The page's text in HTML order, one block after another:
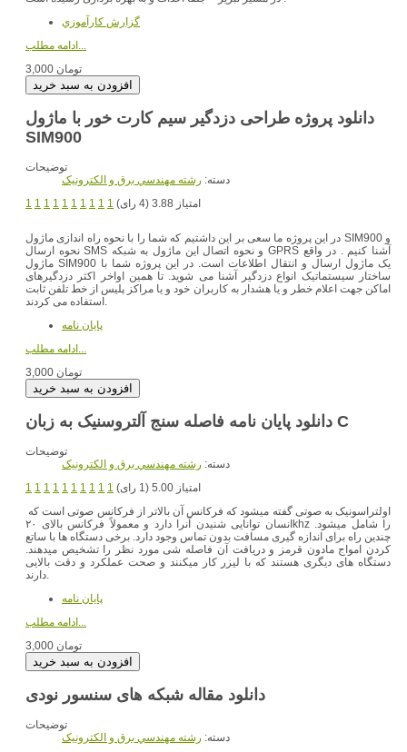
گزارش کارآموزي
ادامه مطلب...
3,000 تومان
دانلود پروژه طراحی دزدگیر سیم کارت خور با ماژول
SIM900
توضیحات
دسته: رشته مهندسي برق و الکترونيک
1 1 1 1 1 1 1 1 1 1 امتیاز 3.88 (4 رای)
در این پروژه ما سعی بر این داشتیم که شما را با نحوه راه اندازی ماژول SIM900 و
نحوه ارسال SMS و نحوه اتصال این ماژول به شبکه GPRS آشنا کنیم . در واقع
ماژول SIM900 یک ماژول ارسال و انتقال اطلاعات است. در این پروژه شما با
ساختار سیستماتیک انواع دزدگیر آشنا می شوید. تا همین اواخر اکثر دزدگیرهای
اماکن جهت اعلام خطر و یا هشدار به کاربران خود و یا مراکز پلیس از خط تلفن ثابت
استفاده می کردند.
پایان نامه
ادامه مطلب...
3,000 تومان
دانلود پایان نامه فاصله سنج آلتروسنیک به زبان C
توضیحات
دسته: رشته مهندسي برق و الکترونيک
1 1 1 1 1 1 1 1 1 1
امتیاز 5.00 (1 رای)
انسان توانایی شنیدن آنرا دارد و معمولاً فرکانس بالای ۲۰khz
را شامل میشود.
چندین راه برای اندازه گیری مسافت بدون تماس وجود دارد. برخی دستگاه ها با ساتع
کردن امواج مادون قرمز و دریافت آن فاصله شی مورد نظر را تشخیص میدهند.
دستگاه های دیگری هستند که با لیزر کار میکنند و صحت عملکرد و دقت بالایی
پایان نامه
3,000 تومان
توضیحات
دسته: رشته مهندسي برق و الکترونيک